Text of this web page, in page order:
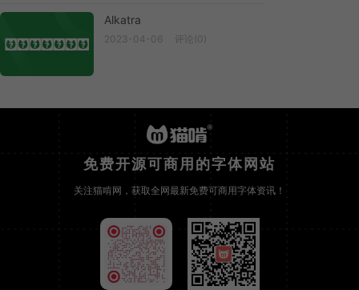
Alkatra
Alkatra
2023-04-06 评论(0)
免费开源可商用的字体网站
关注猫啃网，获取全网最新免费可商用字体资讯！